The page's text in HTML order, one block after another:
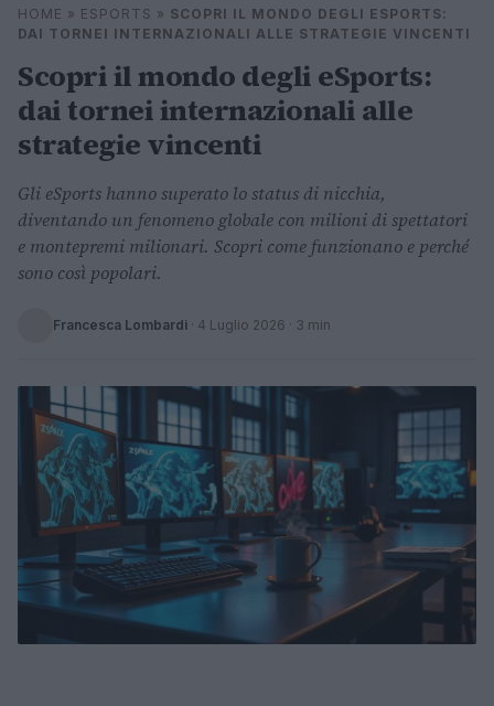
Cerca
⌕
HOME » ESPORTS » SCOPRI IL MONDO DEGLI ESPORTS:
DAI TORNEI INTERNAZIONALI ALLE STRATEGIE VINCENTI
Scopri il mondo degli eSports:
dai tornei internazionali alle
strategie vincenti
Gli eSports hanno superato lo status di nicchia,
diventando un fenomeno globale con milioni di spettatori
e montepremi milionari. Scopri come funzionano e perché
sono così popolari.
Francesca Lombardi · 4 Luglio 2026 · 3 min